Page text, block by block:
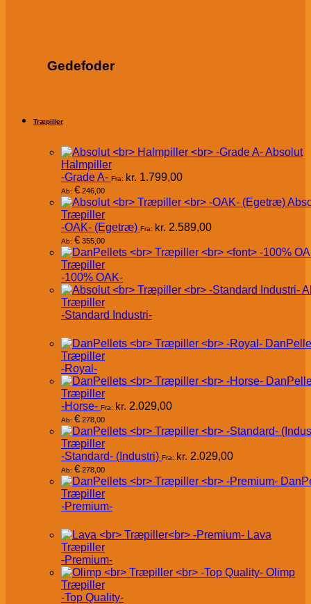
Gedefoder
Træpiller
Absolut
Halmpiller
-Grade A- Fra: kr. 1.799,00
Ab: € 246,00
Træpiller
-OAK- (Egetræ) Fra: kr. 2.589,00
Ab: € 355,00
Træpiller
-100% OAK-
Træpiller
-Standard Industri-
Træpiller
-Royal-
Træpiller
-Horse- Fra: kr. 2.029,00
Ab: € 278,00
Træpiller
-Standard- (Industri) Fra: kr. 2.029,00
Ab: € 278,00
Træpiller
-Premium-
Lava
Træpiller
-Premium-
Olimp
Træpiller
-Top Quality-